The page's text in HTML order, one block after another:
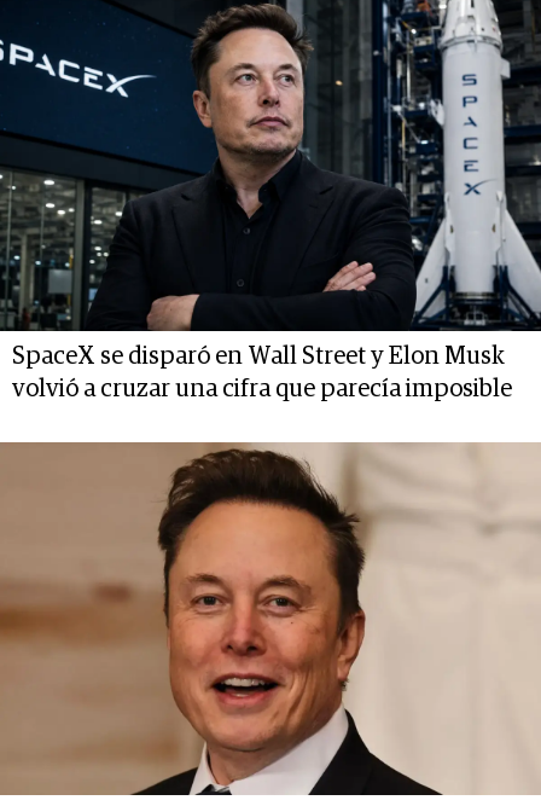
SpaceX se disparó en Wall Street y Elon Musk
volvió a cruzar una cifra que parecía imposible